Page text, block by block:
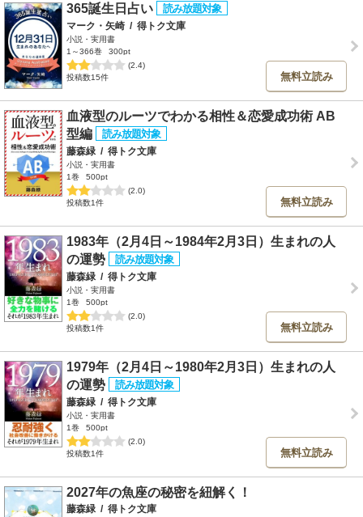
365誕生日占い
マーク・矢崎 / 得トク文庫
小説・実用書
1～366巻
300pt
(2.4)
投稿数15件
無料立読み
血液型のルーツでわかる相性＆恋愛成功術 AB
型編
藤森緑 / 得トク文庫
小説・実用書
1巻
500pt
(2.0)
投稿数1件
無料立読み
1983年（2月4日～1984年2月3日）生まれの人
の運勢
藤森緑 / 得トク文庫
小説・実用書
1巻
500pt
(2.0)
投稿数1件
無料立読み
1979年（2月4日～1980年2月3日）生まれの人
の運勢
藤森緑 / 得トク文庫
小説・実用書
1巻
500pt
(2.0)
投稿数1件
無料立読み
2027年の魚座の秘密を紐解く！
藤森緑 / 得トク文庫